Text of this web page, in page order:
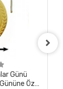
Günü
Özel